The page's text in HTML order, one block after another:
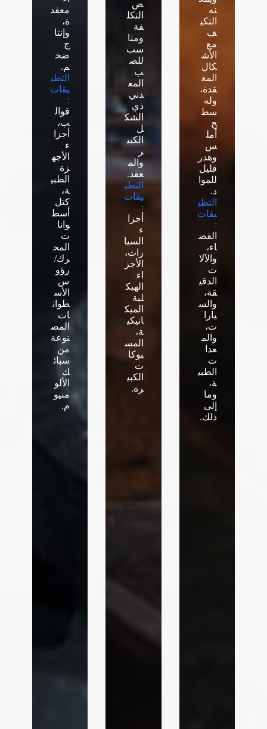
نه
التكي
ف
مع
الأش
كال
المع
قدة،
وله
سط
ح
أمل
س
وهدر
قليل
للموا
د.
التطب
يقات
:
الفض
اء،
والآلا
ت
الدقي
قة،
والس
يارا
ت،
والم
عدا
ت
الطبي
ة،
وما
إلى
ذلك.
ض
التكل
فة
ومنا
سب
للص
ب
المع
دني
ذي
الشك
ل
الكبي
ر
والم
عقد.
التطب
يقات
:
أجزا
ء
السيا
رات،
الأجز
اء
الهيك
لية
الميك
انيكي
ة،
المس
بوكا
ت
الكبي
رة.
معقد
ة،
وإنتا
ج
ضخ
م.
التطب
يقات
:
قوال
ب،
أجزا
ء
الأجه
زة
الطبي
ة،
كتل
أسط
وانا
ت
المح
رك/
رؤو
س
الأس
طوان
ات
المص
نوعة
من
سبائ
ك
الألو
منيو
م.